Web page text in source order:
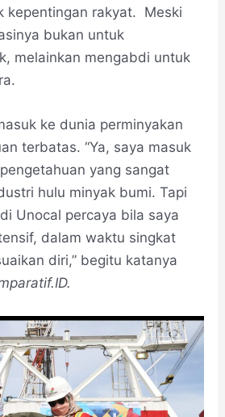
kepentingan rakyat. Meski
bukan untuk
melainkan mengabdi untuk
ke dunia perminyakan
terbatas. “Ya, saya masuk
yang sangat
hulu minyak bumi. Tapi
Unocal percaya bila saya
dalam waktu singkat
diri,” begitu katanya